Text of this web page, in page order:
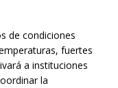
de condiciones
fuertes
a instituciones
la